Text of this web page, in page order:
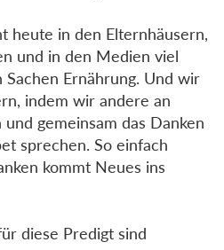
heute in den Elternhäusern,
und in den Medien viel
Sachen Ernährung. Und wir
indem wir andere an
gemeinsam das Danken
sprechen. So einfach
kommt Neues ins
diese Predigt sind